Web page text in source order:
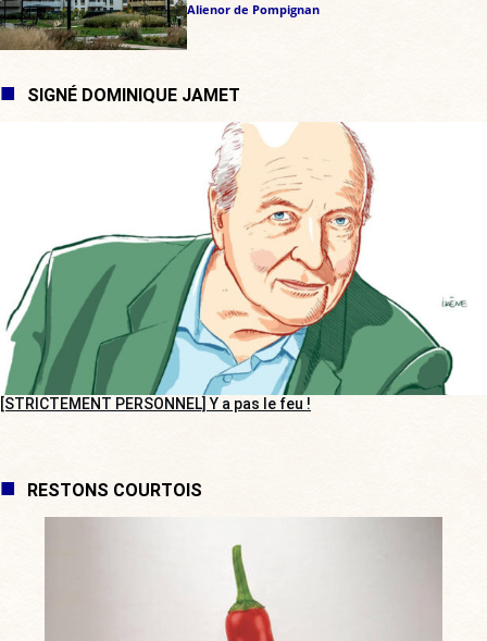
Alienor de Pompignan
SIGNÉ DOMINIQUE JAMET
[STRICTEMENT PERSONNEL] Y a pas le feu !
RESTONS COURTOIS